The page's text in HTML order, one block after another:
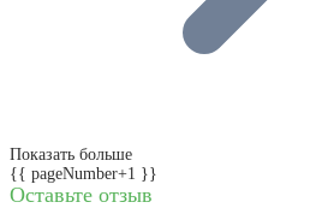
Показать больше
{{ pageNumber+1 }}
Оставьте отзыв